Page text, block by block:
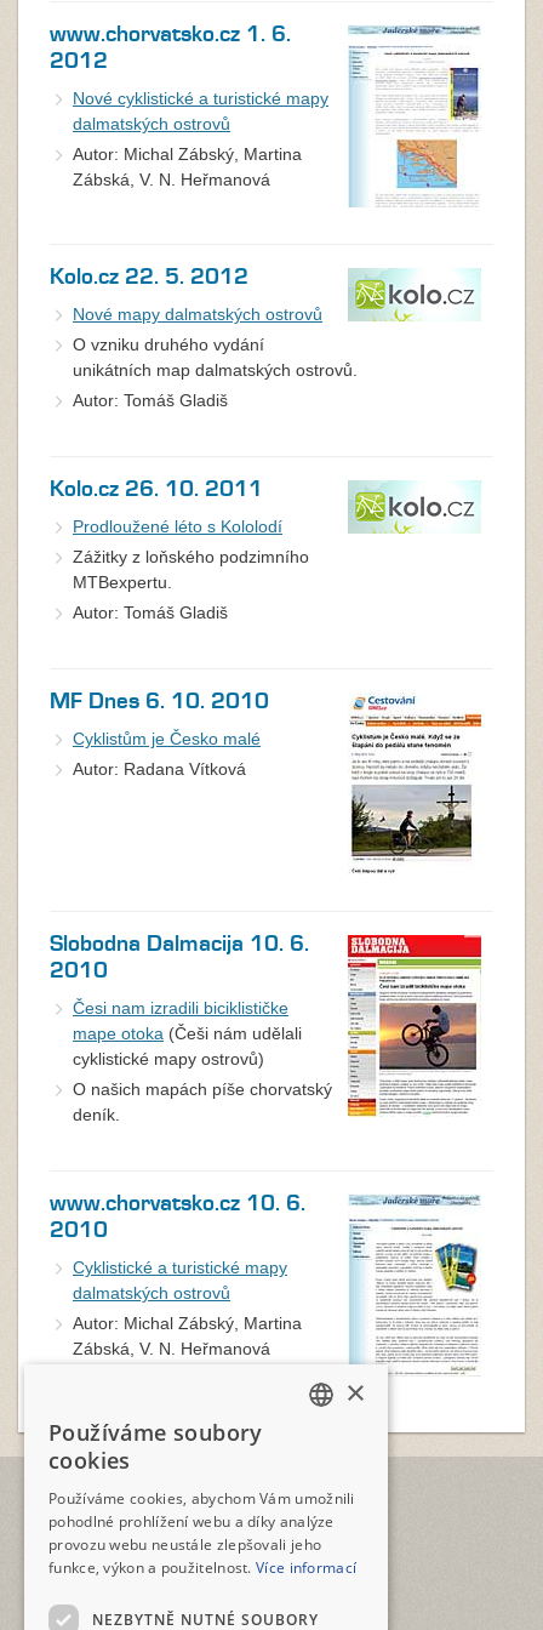
www.chorvatsko.cz 1. 6.
2012
Nové cyklistické a turistické mapy
dalmatských ostrovů
Autor: Michal Zábský, Martina
Zábská, V. N. Heřmanová
Kolo.cz 22. 5. 2012
Nové mapy dalmatských ostrovů
O vzniku druhého vydání
unikátních map dalmatských ostrovů.
Autor: Tomáš Gladiš
Kolo.cz 26. 10. 2011
Prodloužené léto s Kololodí
Zážitky z loňského podzimního
MTBexpertu.
Autor: Tomáš Gladiš
MF Dnes 6. 10. 2010
Cyklistům je Česko malé
Autor: Radana Vítková
Slobodna Dalmacija 10. 6.
2010
Česi nam izradili biciklističke
mape otoka (Češi nám udělali
cyklistické mapy ostrovů)
O našich mapách píše chorvatský
deník.
www.chorvatsko.cz 10. 6.
2010
Cyklistické a turistické mapy
dalmatských ostrovů
Autor: Michal Zábský, Martina
Zábská, V. N. Heřmanová
TELEFON
+420 2573 12345
E-MAIL
×
Používáme soubory
cookies
Používáme cookies, abychom Vám umožnili
pohodlné prohlížení webu a díky analýze
provozu webu neustále zlepšovali jeho
funkce, výkon a použitelnost.Více informací
NEZBYTNĚ NUTNÉ SOUBORY